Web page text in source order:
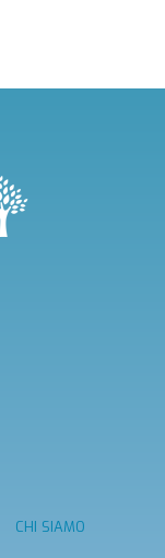
CHI SIAMO